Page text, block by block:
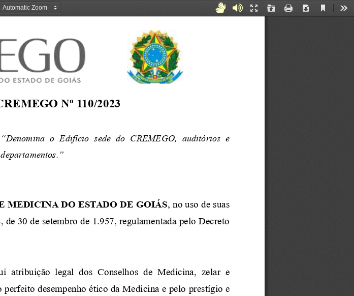
Acessibilidade
Áudiodescrição
Presentation
Open Print Download
Current
Nº 110/2023
“ Denomina o  Edifício  sede  do  CREMEGO ,  auditórios e
departamentos ”
MEDICINA DO ESTADO DE GOIÁS, no uso de suas
30 de setembro de 1.957, regulamentada pelo Decreto
atribuição  legal  dos Conselhos de Medicina,
zelar  e
perfeito desempenho ético da Medicina e pelo prestígio e